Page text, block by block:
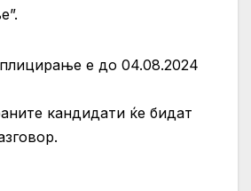
е до 04.08.2024
кандидати ќе бидат